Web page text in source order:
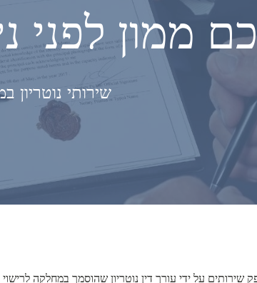
ממון לפני
שירותי נוטריון
שירותים על ידי עורך דין נוטריון שהוסמך במחלקה